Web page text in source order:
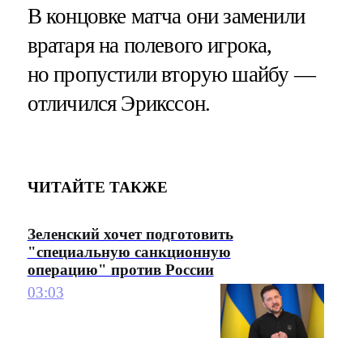
В концовке матча они заменили
вратаря на полевого игрока,
но пропустили вторую шайбу —
отличился Эрикссон.
ЧИТАЙТЕ ТАКЖЕ
Зеленский хочет подготовить
"специальную санкционную
операцию" против России
03:03